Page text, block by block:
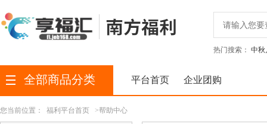
热门搜索： 中秋
全部商品分类 平台首页 企业团购
您当前位置： 福利平台首页 >帮助中心